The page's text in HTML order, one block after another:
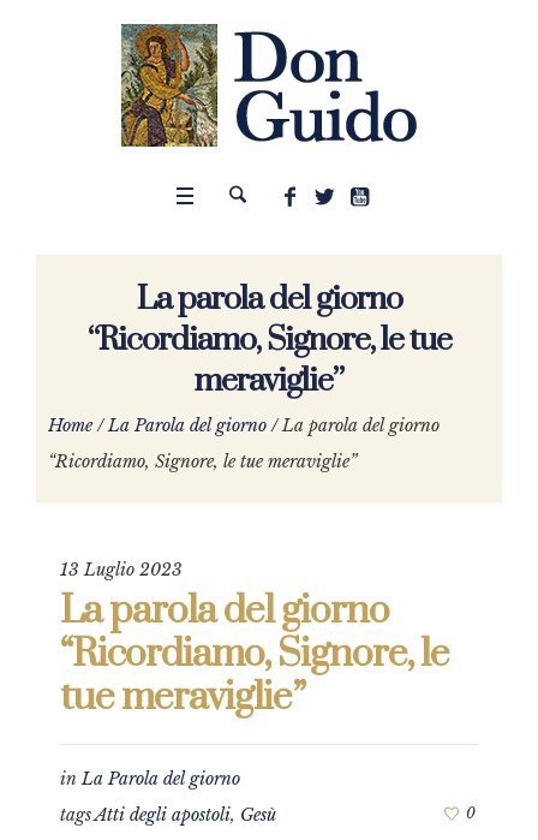
La parola del giorno
“Ricordiamo, Signore, le tue
meraviglie”
Home /La Parola del giorno /La parola del giorno
“Ricordiamo, Signore, le tue meraviglie”
13 Luglio 2023
La parola del giorno
“Ricordiamo, Signore, le
tue meraviglie”
inLa Parola del giorno
tagsAtti degli apostoli, Gesù 0